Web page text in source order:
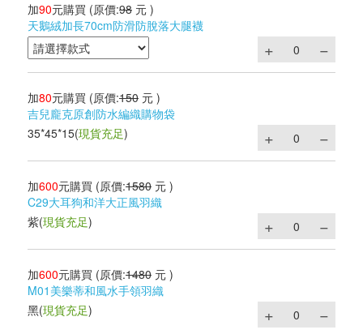
加90元購買 (原價:98 元 )
天鵝絨加長70cm防滑防脫落大腿襪
加80元購買 (原價:150 元 )
吉兒龐克原創防水編織購物袋
35*45*15(現貨充足)
加600元購買 (原價:1580 元 )
C29大耳狗和洋大正風羽織
紫(現貨充足)
加600元購買 (原價:1480 元 )
M01美樂蒂和風水手領羽織
黑(現貨充足)